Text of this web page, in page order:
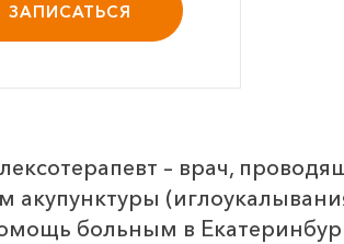
ЗАПИСАТЬСЯ
– врач,
акупунктуры
больным в